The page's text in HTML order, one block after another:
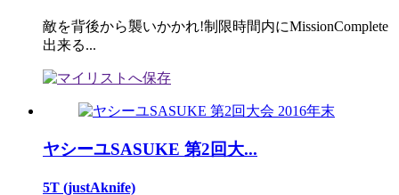
敵を背後から襲いかかれ!制限時間内にMissionComplete
出来る...
ヤシーユSASUKE 第2回大...
5T (justAknife)